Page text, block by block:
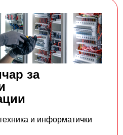
за
и информатички